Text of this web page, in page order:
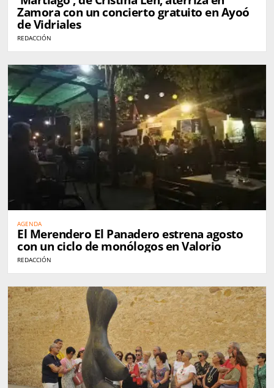
Zamora con un concierto gratuito en Ayoó
de Vidriales
REDACCIÓN
AGENDA
El Merendero El Panadero estrena agosto
con un ciclo de monólogos en Valorio
REDACCIÓN